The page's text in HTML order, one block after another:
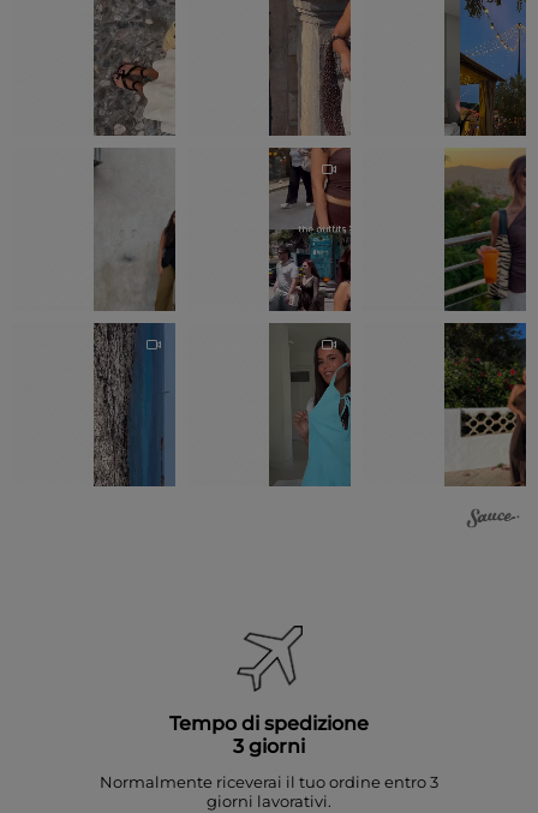
Tempo di spedizione
3 giorni
Normalmente riceverai il tuo ordine entro 3
giorni lavorativi.